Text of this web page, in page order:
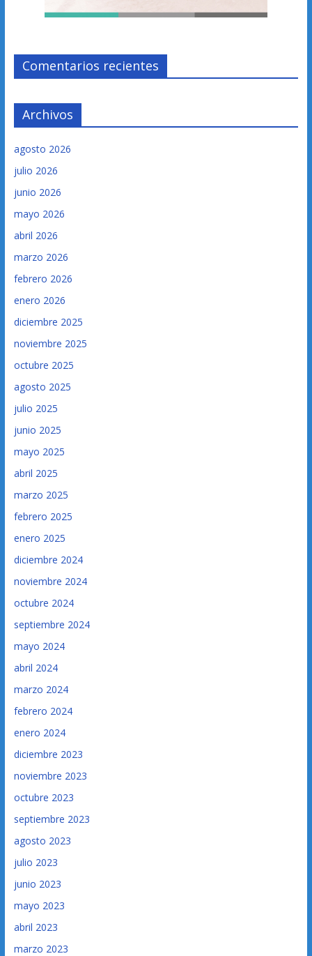
Comentarios recientes
Archivos
agosto 2026
julio 2026
junio 2026
mayo 2026
abril 2026
marzo 2026
febrero 2026
enero 2026
diciembre 2025
noviembre 2025
octubre 2025
agosto 2025
julio 2025
junio 2025
mayo 2025
abril 2025
marzo 2025
febrero 2025
enero 2025
diciembre 2024
noviembre 2024
octubre 2024
septiembre 2024
mayo 2024
abril 2024
marzo 2024
febrero 2024
enero 2024
diciembre 2023
noviembre 2023
octubre 2023
septiembre 2023
agosto 2023
julio 2023
junio 2023
mayo 2023
abril 2023
marzo 2023